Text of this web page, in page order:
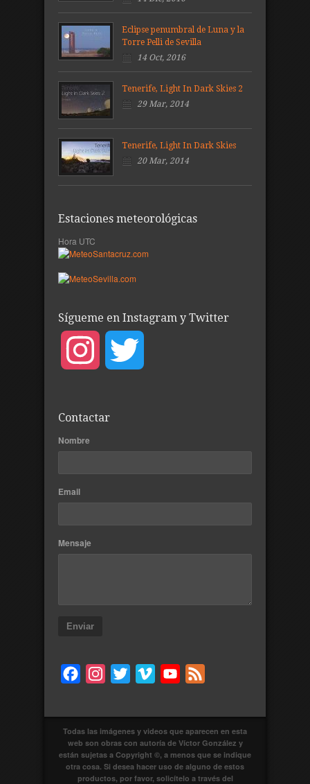
Eclipse penumbral de Luna y la
Torre Pelli de Sevilla
14 Oct, 2016
Tenerife, Light In Dark Skies 2
29 Mar, 2014
Tenerife, Light In Dark Skies
20 Mar, 2014
Estaciones meteorológicas
Hora UTC
Sígueme en Instagram y Twitter
Instagram
Contactar
Nombre
Email
Mensaje
Enviar
FacebookInstagram
Twitter Vimeo YouTube
Todas las imágenes y videos que aparecen en esta
web son obras con autoría de Víctor González y
están sujetas a Copyright ©, a menos que se indique
otra cosa. Si desea hacer uso de alguno de estos
productos, por favor, solicítelo a través del